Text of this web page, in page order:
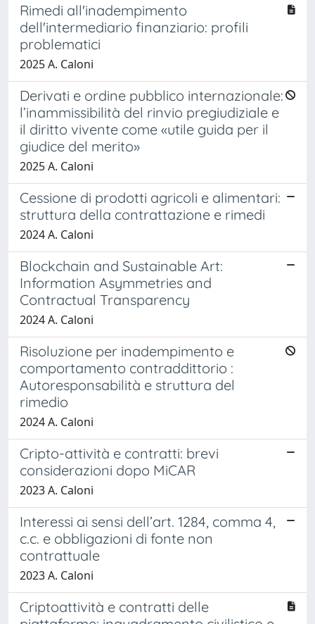
Rimedi all'inadempimento
dell'intermediario finanziario: profili
problematici
2025 A. Caloni
Derivati e ordine pubblico internazionale:
l’inammissibilità del rinvio pregiudiziale e
il diritto vivente come «utile guida per il
giudice del merito»
2025 A. Caloni
Cessione di prodotti agricoli e alimentari:
struttura della contrattazione e rimedi
2024 A. Caloni
Blockchain and Sustainable Art:
Information Asymmetries and
Contractual Transparency
2024 A. Caloni
Risoluzione per inadempimento e
comportamento contraddittorio :
Autoresponsabilità e struttura del
rimedio
2024 A. Caloni
Cripto-attività e contratti: brevi
considerazioni dopo MiCAR
2023 A. Caloni
Interessi ai sensi dell’art. 1284, comma 4,
c.c. e obbligazioni di fonte non
contrattuale
2023 A. Caloni
Criptoattività e contratti delle